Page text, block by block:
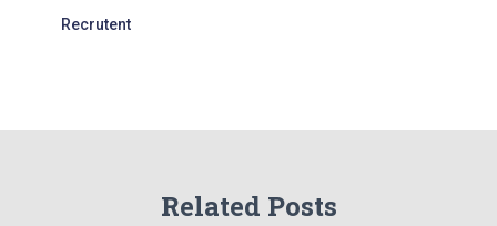
Recrutent
Related Posts